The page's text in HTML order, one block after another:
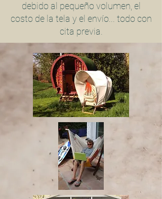
debido al pequeño volumen, el
costo de la tela y el envío... todo con
cita previa.